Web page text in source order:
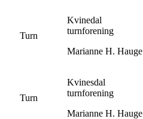
Turn
Kvinedal
turnforening
Marianne H. Hauge
Turn
Kvinesdal
turnforening
Marianne H. Hauge